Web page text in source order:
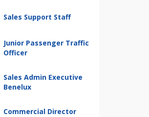
Sales Support Staff
Junior Passenger Traffic
Officer
Sales Admin Executive
Benelux
Commercial Director